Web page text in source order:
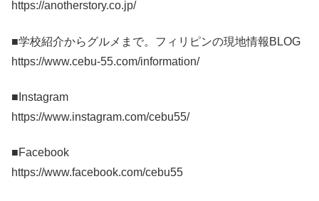
https://anotherstory.co.jp/
■学校紹介からグルメまで。フィリピンの現地情報BLOG
https://www.cebu-55.com/information/
■Instagram
https://www.instagram.com/cebu55/
■Facebook
https://www.facebook.com/cebu55